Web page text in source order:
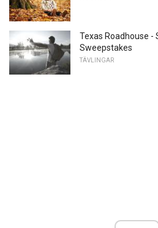
Texas Roadhouse -
Sweepstakes
TÄVLINGAR